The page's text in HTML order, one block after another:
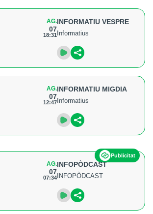
AG.
07
18:31
INFORMATIU VESPRE
Informatius
AG.
07
12:47
INFORMATIU MIGDIA
Informatius
Publicitat
AG.
07
07:34
INFOPÒDCAST
INFOPÒDCAST